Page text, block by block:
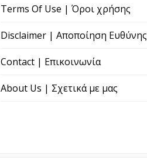
Terms Of Use | Όροι χρήσης
Disclaimer | Αποποίηση Ευθύνης
Contact | Επικοινωνία
About Us | Σχετικά με μας